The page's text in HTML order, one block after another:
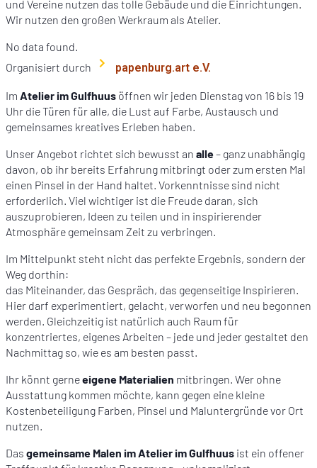
und Vereine nutzen das tolle Gebäude und die Einrichtungen.
Wir nutzen den großen Werkraum als Atelier.
No data found.
Organisiert durch
papenburg.art e.V.
Im Atelier im Gulfhuus öffnen wir jeden Dienstag von 16 bis 19
Uhr die Türen für alle, die Lust auf Farbe, Austausch und
gemeinsames kreatives Erleben haben.
Unser Angebot richtet sich bewusst an alle– ganz unabhängig
davon, ob ihr bereits Erfahrung mitbringt oder zum ersten Mal
einen Pinsel in der Hand haltet. Vorkenntnisse sind nicht
erforderlich. Viel wichtiger ist die Freude daran, sich
auszuprobieren, Ideen zu teilen und in inspirierender
Atmosphäre gemeinsam Zeit zu verbringen.
Im Mittelpunkt steht nicht das perfekte Ergebnis, sondern der
Weg dorthin:
das Miteinander, das Gespräch, das gegenseitige Inspirieren.
Hier darf experimentiert, gelacht, verworfen und neu begonnen
werden. Gleichzeitig ist natürlich auch Raum für
konzentriertes, eigenes Arbeiten – jede und jeder gestaltet den
Nachmittag so, wie es am besten passt.
Ihr könnt gerneeigene Materialien mitbringen. Wer ohne
Ausstattung kommen möchte, kann gegen eine kleine
Kostenbeteiligung Farben, Pinsel und Maluntergründe vor Ort
nutzen.
Das gemeinsame Malen im Atelier im Gulfhuus ist ein offener